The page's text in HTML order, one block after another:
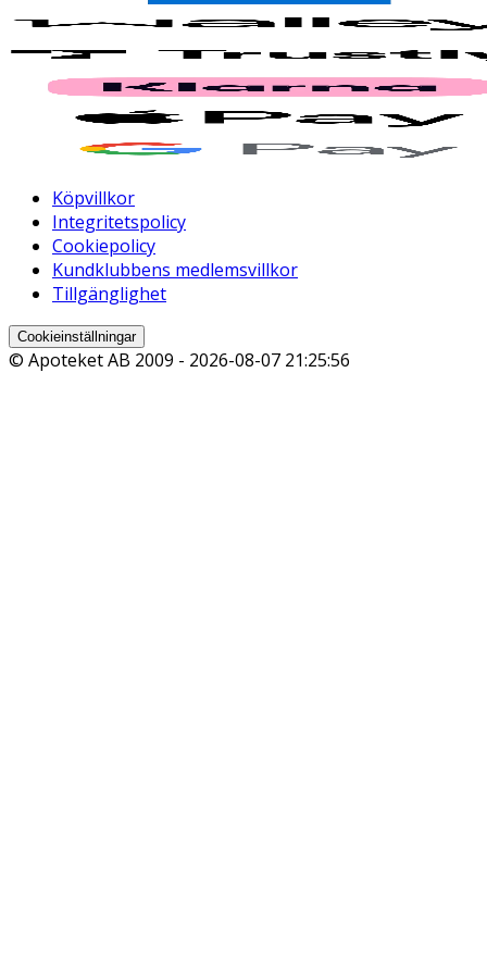
Köpvillkor
Integritetspolicy
Cookiepolicy
Kundklubbens medlemsvillkor
Tillgänglighet
Cookieinställningar
© Apoteket AB 2009 - 2026-08-07 21:25:56